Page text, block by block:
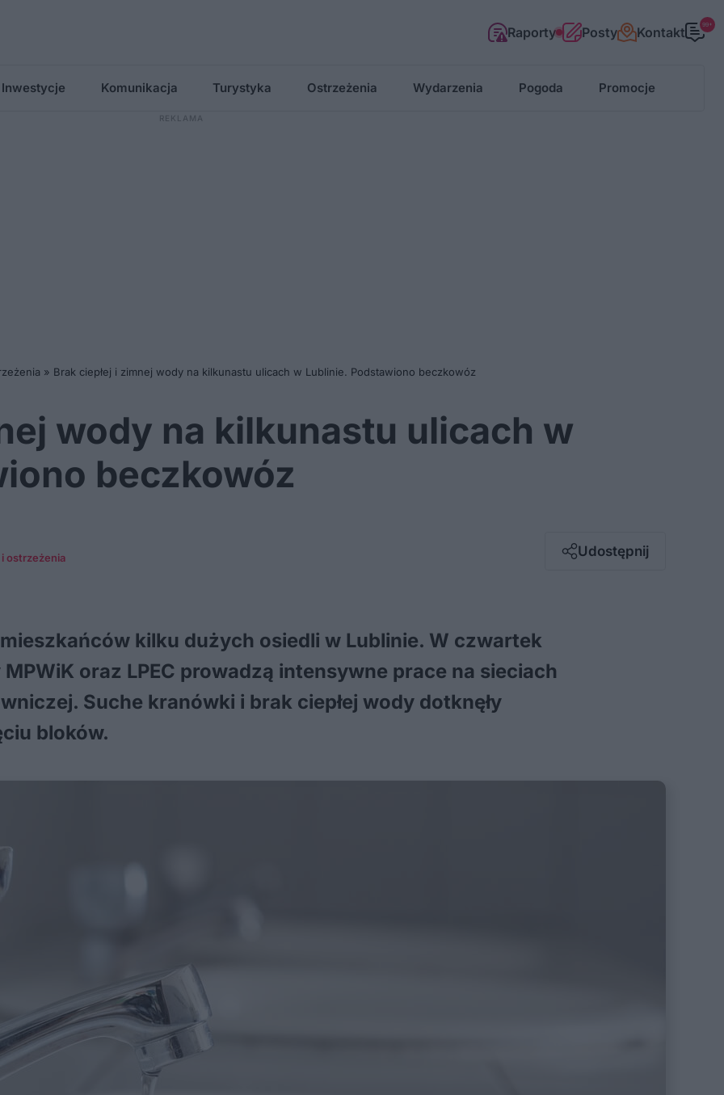
Raporty Posty Kontakt 99+
Inwestycje Komunikacja Turystyka Ostrzeżenia Wydarzenia Pogoda Promocje
» Brak ciepłej i zimnej wody na kilkunastu ulicach w Lublinie. Podstawiono beczkowóz
wody na kilkunastu ulicach w
beczkowóz
ostrzeżenia Udostępnij
Messenger
kilku dużych osiedli w Lublinie. W czwartek
oraz LPEC prowadzą intensywne prace na sieciach
Suche kranówki i brak ciepłej wody dotknęły
bloków.